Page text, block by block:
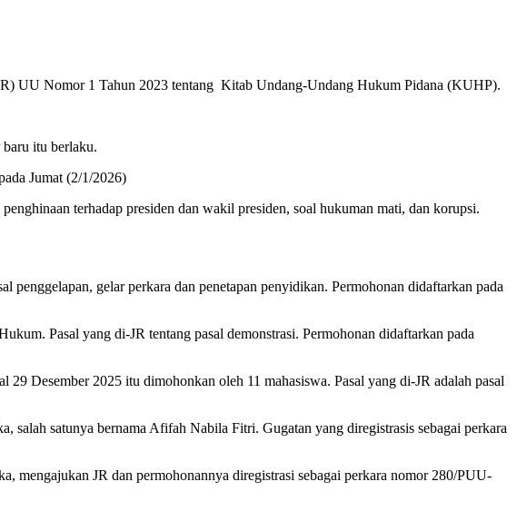
UU Nomor 1 Tahun 2023 tentang Kitab Undang-Undang Hukum Pidana (KUHP).
itu berlaku.
Jumat (2/1/2026)
terhadap presiden dan wakil presiden, soal hukuman mati, dan korupsi.
gelar perkara dan penetapan penyidikan. Permohonan didaftarkan pada
Pasal yang di-JR tentang pasal demonstrasi. Permohonan didaftarkan pada
Desember 2025 itu dimohonkan oleh 11 mahasiswa. Pasal yang di-JR adalah pasal
salah satunya bernama Afifah Nabila Fitri. Gugatan yang diregistrasis sebagai perkara
mengajukan JR dan permohonannya diregistrasi sebagai perkara nomor 280/PUU-